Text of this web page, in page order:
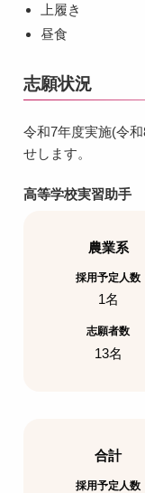
上履き
昼食
志願状況
令和7年度実施(令
せします。
高等学校実習助手
農業系
採用予定人数
1名
志願者数
13名
合計
採用予定人数